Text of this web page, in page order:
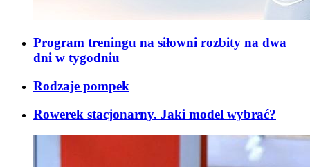
Program treningu na siłowni rozbity na dwa
dni w tygodniu
Rodzaje pompek
Rowerek stacjonarny. Jaki model wybrać?